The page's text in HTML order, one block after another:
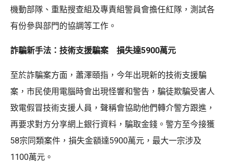
機動部隊、重點搜查組及專責組警員會擔任紅隊，測試各
有份參與部門的協調等工作。
詐騙新手法：技術支援騙案 損失達5900萬元
至於詐騙案方面，蕭澤頤指，今年出現新的技術支援騙
案，市民使用電腦時會出現怪響和警告，騙徒欺騙受害人
致電假冒技術支援人員，聲稱會協助他們轉介警方跟進，
再要求對方分享網上銀行資料，騙取金錢。警方至今接獲
58宗同類案件，損失金額達5900萬元，最大一宗涉及
1100萬元。